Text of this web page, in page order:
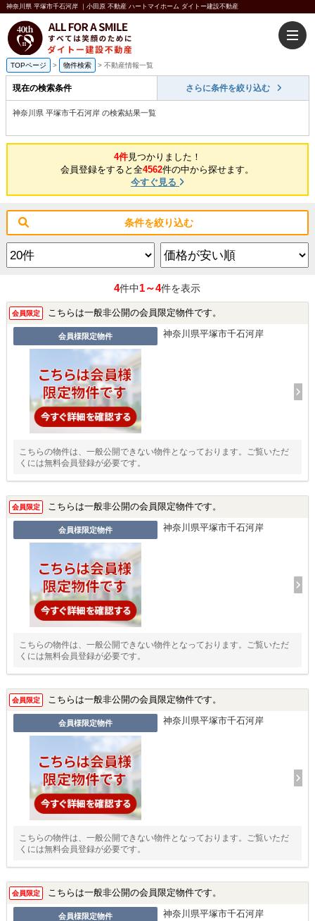
神奈川県 平塚市千石河岸 ｜小田原 不動産 ハートマイホーム ダイトー建設不動産
TOPページ > 物件検索 > 不動産情報一覧
現在の検索条件 さらに条件を絞り込む
神奈川県 平塚市千石河岸 の検索結果一覧
4件見つかりました！
会員登録をすると全4562件の中から探せます。
今すぐ見る
条件を絞り込む
4件中1～4件を表示
会員限定 こちらは一般非公開の会員限定物件です。
会員様限定物件 神奈川県平塚市千石河岸
こちらの物件は、一般公開できない物件となっております。ご覧いただ
くには無料会員登録が必要です。
会員限定 こちらは一般非公開の会員限定物件です。
会員様限定物件 神奈川県平塚市千石河岸
こちらの物件は、一般公開できない物件となっております。ご覧いただ
くには無料会員登録が必要です。
会員限定 こちらは一般非公開の会員限定物件です。
会員様限定物件 神奈川県平塚市千石河岸
こちらの物件は、一般公開できない物件となっております。ご覧いただ
くには無料会員登録が必要です。
会員限定 こちらは一般非公開の会員限定物件です。
会員様限定物件 神奈川県平塚市千石河岸